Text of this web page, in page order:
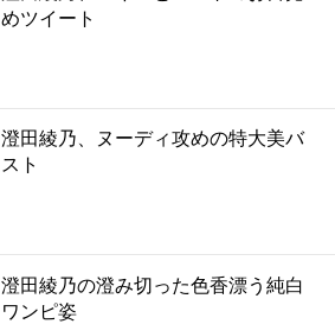
めツイート
澄田綾乃、ヌーディ攻めの特大美バ
スト
澄田綾乃の澄み切った色香漂う純白
ワンピ姿